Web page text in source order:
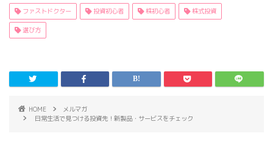
ファストドクター 投資初心者 株初心者 株式投資
選び方
HOME
メルマガ
日常生活で見つける投資先！新製品・サービスをチェック